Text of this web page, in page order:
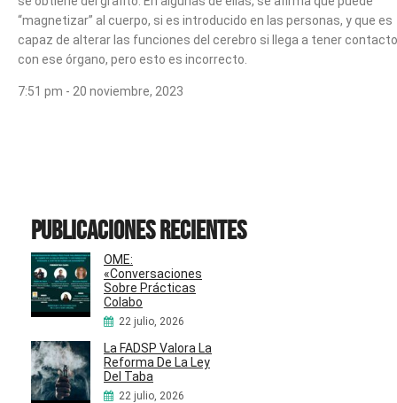
“magnetizar” al cuerpo, si es introducido en las personas, y que es
capaz de alterar las funciones del cerebro si llega a tener contacto
con ese órgano, pero esto es incorrecto.
7:51 pm - 20 noviembre, 2023
Publicaciones recientes
OME:
«Conversaciones
Sobre Prácticas
Colabo
22 julio, 2026
La FADSP Valora La
Reforma De La Ley
Del Taba
22 julio, 2026